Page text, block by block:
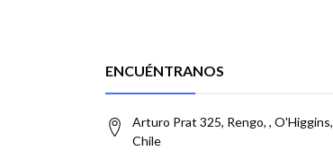
ENCUÉNTRANOS
Arturo Prat 325, Rengo, , O'Higgins,
Chile